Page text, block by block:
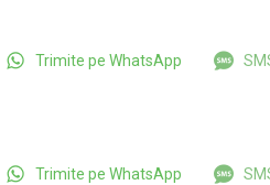
Trimite pe WhatsApp
Trimite pe WhatsApp